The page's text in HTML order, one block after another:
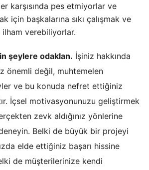
karşısında pes etmiyorlar ve
için başkalarına sıkı çalışmak ve
verebiliyorlar.
şeylere odaklan. İşiniz hakkında
önemli değil, muhtemelen
ve bu konuda nefret ettiğiniz
İçsel motivasyonunuzu geliştirmek
zevk aldığınız yönlerine
Belki de büyük bir projeyi
elde ettiğiniz başarı hissine
de müşterilerinize kendi